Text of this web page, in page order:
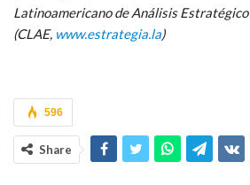
Latinoamericano de Análisis Estratégico
(CLAE, www.estrategia.la)
596
Share